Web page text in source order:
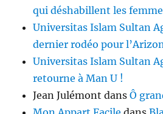
qui déshabillent les
Universitas Islam Sultan
dernier rodéo pour
Universitas Islam Sultan
retourne à Man U !
Jean Julémont dansÔ